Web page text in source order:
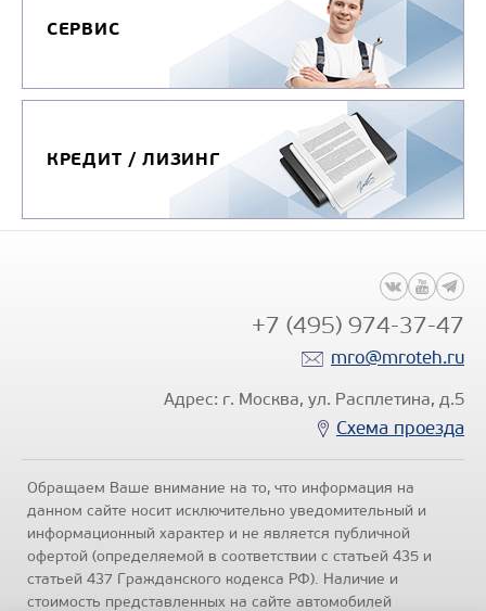
СЕРВИС
КРЕДИТ / ЛИЗИНГ
+7 (495) 974-37-47
mro@mroteh.ru
Адрес: г. Москва, ул. Расплетина, д.5
Схема проезда
Обращаем Ваше внимание на то, что информация на
данном сайте носит исключительно уведомительный и
информационный характер и не является публичной
офертой (определяемой в соответствии с статьей 435 и
статьей 437 Гражданского кодекса РФ). Наличие и
стоимость представленных на сайте автомобилей